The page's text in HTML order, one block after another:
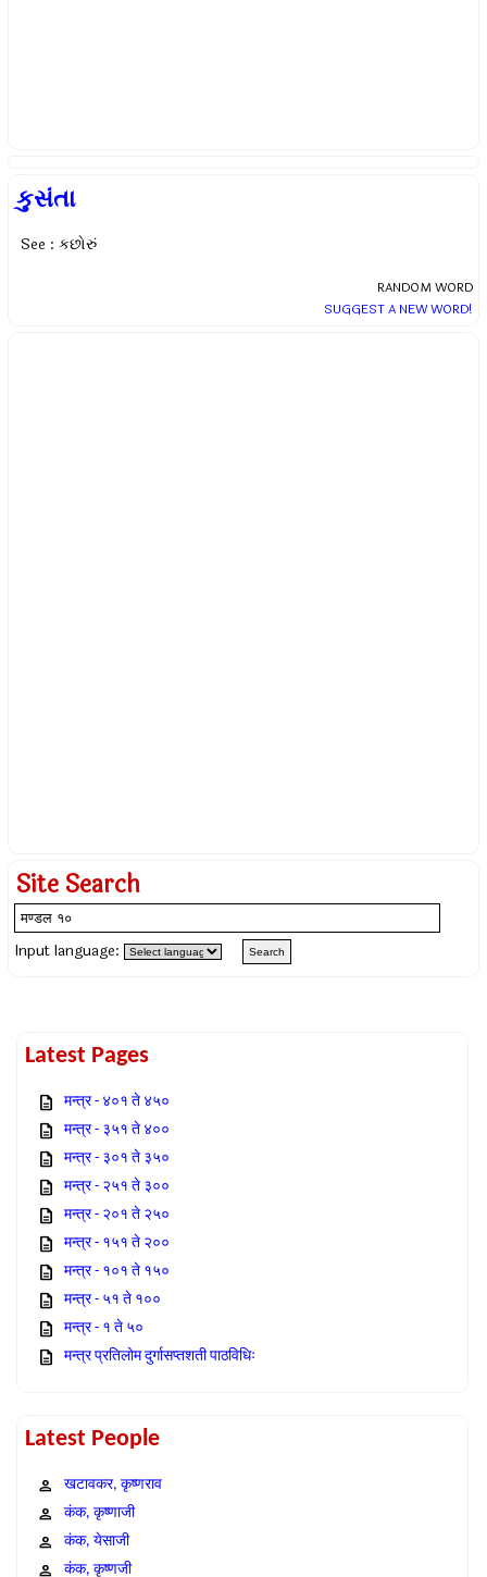
કુસંતા
See : કછોરું
RANDOM WORD
SUGGEST A NEW WORD!
Site Search
Input language:
Latest Pages
मन्त्र - ४०१ ते ४५०
मन्त्र - ३५१ ते ४००
मन्त्र - ३०१ ते ३५०
मन्त्र - २५१ ते ३००
मन्त्र - २०१ ते २५०
मन्त्र - १५१ ते २००
मन्त्र - १०१ ते १५०
मन्त्र - ५१ ते १००
मन्त्र - १ ते ५०
मन्त्र प्रतिलोम दुर्गासप्तशती पाठविधिः
Latest People
खटावकर, कृष्णराव
कंक, कृष्णाजी
कंक, येसाजी
कंक, कृष्णजी